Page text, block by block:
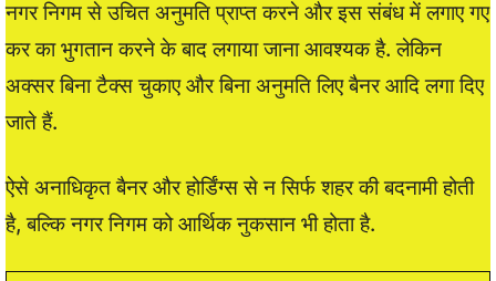
नगर निगम से उचित अनुमति प्राप्त करने और इस संबंध में लगाए गए
कर का भुगतान करने के बाद लगाया जाना आवश्यक है. लेकिन
अक्सर बिना टैक्स चुकाए और बिना अनुमति लिए बैनर आदि लगा दिए
जाते हैं.
ऐसे अनाधिकृत बैनर और होर्डिंग्स से न सिर्फ शहर की बदनामी होती
है, बल्कि नगर निगम को आर्थिक नुकसान भी होता है.